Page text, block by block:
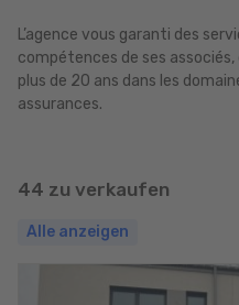
L’agence vous garanti des
compétences de ses
plus de 20 ans dans les
assurances.
44 zu verkaufen
Alle anzeigen